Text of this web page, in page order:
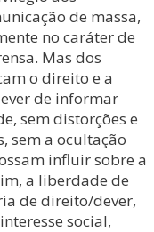
de massa,
no caráter de
Mas dos
o direito e a
de informar
sem distorções e
sem a ocultação
influir sobre a
a liberdade de
de direito/dever,
social,